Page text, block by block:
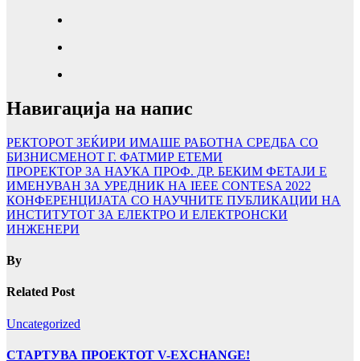
Навигација на напис
РЕКТОРОТ ЗЕЌИРИ ИМАШЕ РАБОТНА СРЕДБА СО
БИЗНИСМЕНОТ Г. ФАТМИР ЕТЕМИ
ПРОРЕКТОР ЗА НАУКА ПРОФ. ДР. БЕКИМ ФЕТАЈИ Е
ИМЕНУВАН ЗА УРЕДНИК НА IEEE CONTESA 2022
КОНФЕРЕНЦИЈАТА СО НАУЧНИТЕ ПУБЛИКАЦИИ НА
ИНСТИТУТОТ ЗА ЕЛЕКТРО И ЕЛЕКТРОНСКИ
ИНЖЕНЕРИ
By
Related Post
Uncategorized
СТАРТУВА ПРОЕКТОТ V-EXCHANGE!